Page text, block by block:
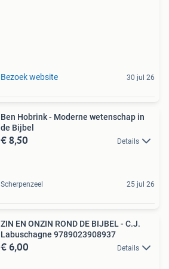
Bezoek website 30 jul 26
Ben Hobrink - Moderne wetenschap in
de Bijbel
€ 8,50 Details
Scherpenzeel 25 jul 26
ZIN EN ONZIN ROND DE BIJBEL - C.J.
Labuschagne 9789023908937
€ 6,00 Details